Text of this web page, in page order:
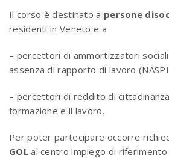
Il corso è destinato a persone
residenti in Veneto e a
– percettori di ammortizzatori
assenza di rapporto di lavoro (NASPI
– percettori di reddito di
formazione e il lavoro.
Per poter partecipare occorre
GOLal centro impiego di